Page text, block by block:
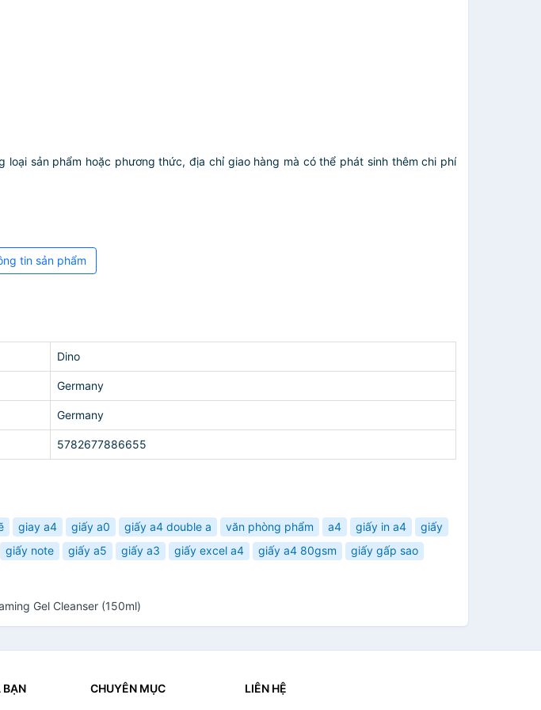
sản phẩm hoặc phương thức, địa chỉ giao hàng mà có thể phát sinh thêm chi phí
tin sản phẩm
Dino
Germany
Germany
5782677886655
giay a4 giấy a0 giấy a4 double a văn phòng phẩm a4 giấy in a4
giấy
giấy note giấy a5 giấy a3 giấy excel a4 giấy a4 80gsm
giấy gấp sao
Gel Cleanser (150ml)
BẠN CHUYÊN MỤC LIÊN HỆ